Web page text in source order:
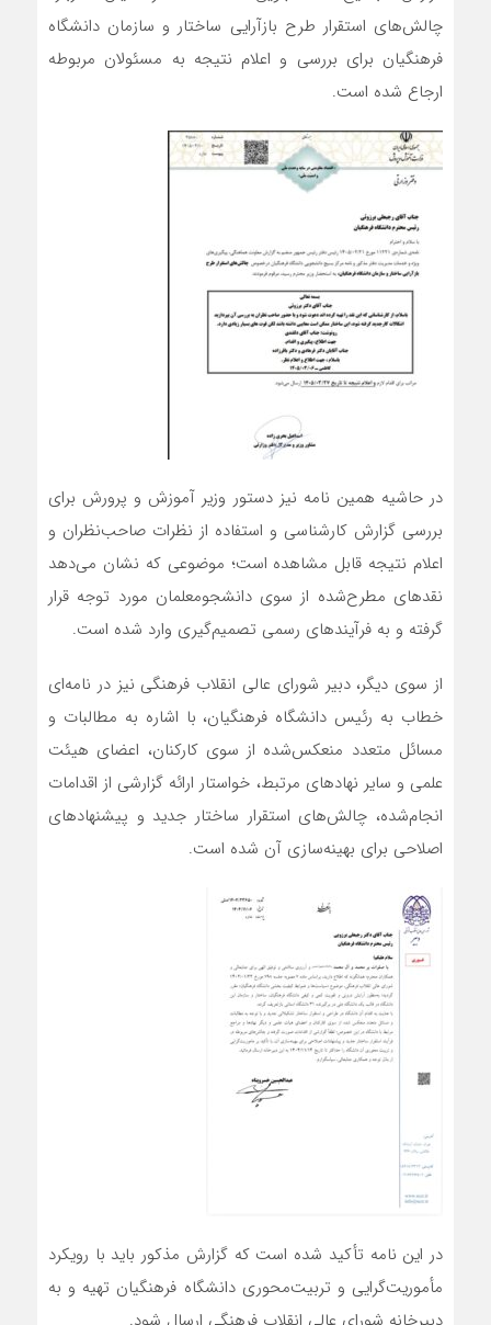
چالش‌های استقرار طرح بازآرایی ساختار و سازمان دانشگاه
فرهنگیان برای بررسی و اعلام نتیجه به مسئولان مربوطه
ارجاع شده است.
در حاشیه همین نامه نیز دستور وزیر آموزش و پرورش برای
بررسی گزارش کارشناسی و استفاده از نظرات صاحب‌نظران و
اعلام نتیجه قابل مشاهده است؛ موضوعی که نشان می‌دهد
نقدهای مطرح‌شده از سوی دانشجومعلمان مورد توجه قرار
گرفته و به فرآیندهای رسمی تصمیم‌گیری وارد شده است.
از سوی دیگر، دبیر شورای عالی انقلاب فرهنگی نیز در نامه‌ای
خطاب به رئیس دانشگاه فرهنگیان، با اشاره به مطالبات و
مسائل متعدد منعکس‌شده از سوی کارکنان، اعضای هیئت
علمی و سایر نهادهای مرتبط، خواستار ارائه گزارشی از اقدامات
انجام‌شده، چالش‌های استقرار ساختار جدید و پیشنهادهای
اصلاحی برای بهینه‌سازی آن شده است.
در این نامه تأکید شده است که گزارش مذکور باید با رویکرد
مأموریت‌گرایی و تربیت‌محوری دانشگاه فرهنگیان تهیه و به